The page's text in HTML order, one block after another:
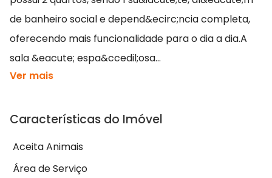
de banheiro social e depend&ecirc;ncia completa,
oferecendo mais funcionalidade para o dia a dia.A
sala &eacute; espa&ccedil;osa...
Ver mais
Características do Imóvel
Aceita Animais
Área de Serviço